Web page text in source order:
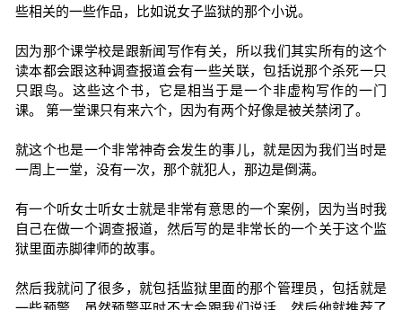
些相关的一些作品，比如说女子监狱的那个小说。
因为那个课学校是跟新闻写作有关，所以我们其实所有的这个
读本都会跟这种调查报道会有一些关联，包括说那个杀死一只
只跟鸟。这些这个书，它是相当于是一个非虚构写作的一门
课。 第一堂课只有来六个，因为有两个好像是被关禁闭了。
就这个也是一个非常神奇会发生的事儿，就是因为我们当时是
一周上一堂，没有一次，那个就犯人，那边是倒满。
有一个听女士听女士就是非常有意思的一个案例，因为当时我
自己在做一个调查报道，然后写的是非常长的一个关于这个监
狱里面赤脚律师的故事。
然后我就问了很多，就包括监狱里面的那个管理员，包括就是